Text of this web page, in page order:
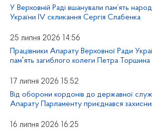
У Верховній Раді вшанували пам’ять
України IV скликання Сергія Слабенка
25 липня 2026 14:56
Працівники Апарату Верховної Ради
памʼять загиблого колеги Петра Торшина
17 липня 2026 15:52
Від оборони кордонів до державної
Апарату Парламенту приєднався
16 липня 2026 16:25